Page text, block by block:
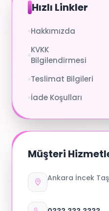
Hızlı Linkler
Hakkımızda
KVKK
Bilgilendirmesi
Teslimat Bilgileri
İade Koşulları
Müşteri
Ankara İncek